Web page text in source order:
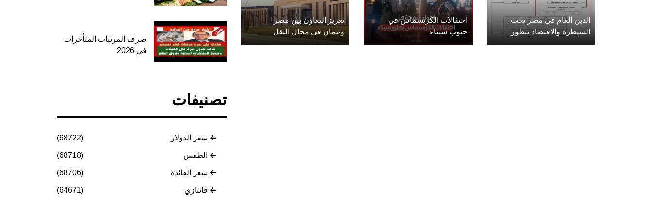
الدين العام في مصر تحت
السيطرة والاقتصاد يتطور
احتفالات الكريسماس في
جنوب سيناء
تعزيز التعاون بين مصر
وعمان في مجال النقل
صرف المرتبات المتأخرات
في 2026
تصنيفات
سعر الدولار (68722)
الطقس (68718)
سعر الفائدة (68706)
فانتازي (64671)